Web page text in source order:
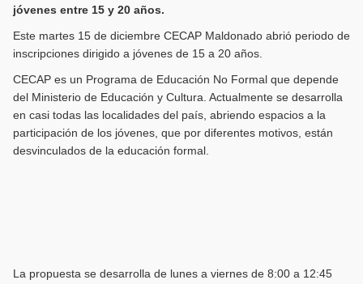
jóvenes entre 15 y 20 años.
Este martes 15 de diciembre CECAP Maldonado abrió periodo de
inscripciones dirigido a jóvenes de 15 a 20 años.
CECAP es un Programa de Educación No Formal que depende
del Ministerio de Educación y Cultura. Actualmente se desarrolla
en casi todas las localidades del país, abriendo espacios a la
participación de los jóvenes, que por diferentes motivos, están
desvinculados de la educación formal.
La propuesta se desarrolla de lunes a viernes de 8:00 a 12:45